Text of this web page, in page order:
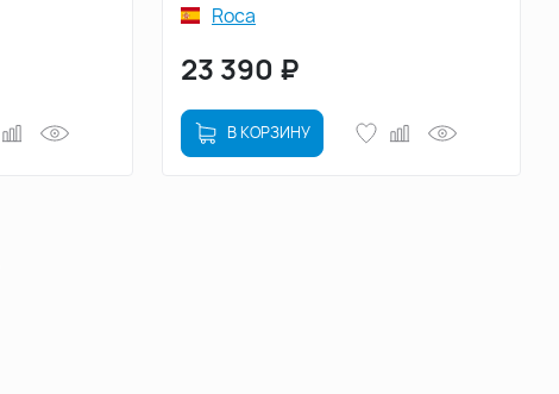
Roca
23 390 ₽
В КОРЗИНУ